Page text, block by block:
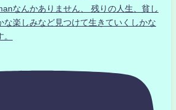
なんかありません、 残りの人生、貧し
な楽しみなど見つけて生きていくしかな